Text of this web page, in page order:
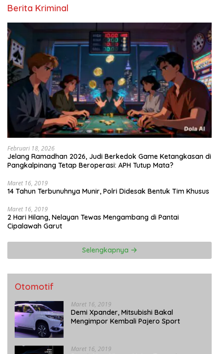
Berita Kriminal
Februari 18, 2026
Jelang Ramadhan 2026, Judi Berkedok Game Ketangkasan di
Pangkalpinang Tetap Beroperasi: APH Tutup Mata?
Maret 16, 2019
14 Tahun Terbunuhnya Munir, Polri Didesak Bentuk Tim Khusus
Maret 16, 2019
2 Hari Hilang, Nelayan Tewas Mengambang di Pantai
Cipalawah Garut
Selengkapnya
Otomotif
Maret 16, 2019
Demi Xpander, Mitsubishi Bakal
Mengimpor Kembali Pajero Sport
Maret 16, 2019